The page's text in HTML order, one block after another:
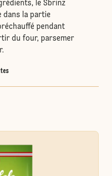
le Sbrinz
dans la partie
pendant
du four, parsemer